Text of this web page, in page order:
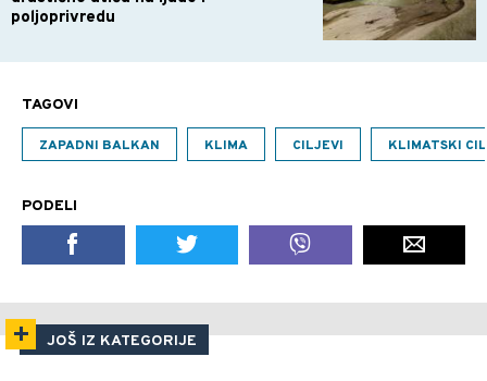
poljoprivredu
TAGOVI
ZAPADNI BALKAN KLIMA CILJEVI KLIMATSKI
PODELI
JOŠ IZ KATEGORIJE